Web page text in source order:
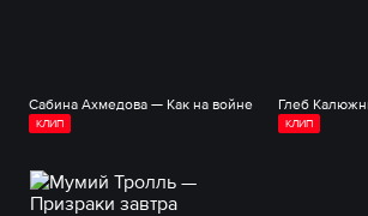
Сабина Ахмедова — Как на войне
КЛИП КЛИП